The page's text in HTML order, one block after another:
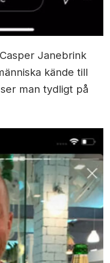
Janebrink
kände till
man tydligt på